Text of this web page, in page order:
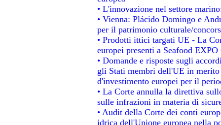
• L'innovazione nel settore
• Vienna: Plácido Domingo e
per il patrimonio culturale/
• Prodotti ittici targati UE - La
europei presenti a Seafood
• Domande e risposte sugli
gli Stati membri dell'UE in
d'investimento europei per il
• La Corte annulla la direttiva
sulle infrazioni in materia di
• Audit della Corte dei conti
idrica dell'Unione europea nella